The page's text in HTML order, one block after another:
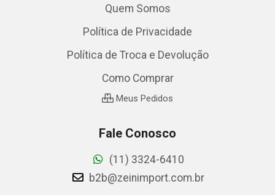
Quem Somos
Política de Privacidade
Política de Troca e Devolução
Como Comprar
Meus Pedidos
Fale Conosco
(11) 3324-6410
b2b@zeinimport.com.br